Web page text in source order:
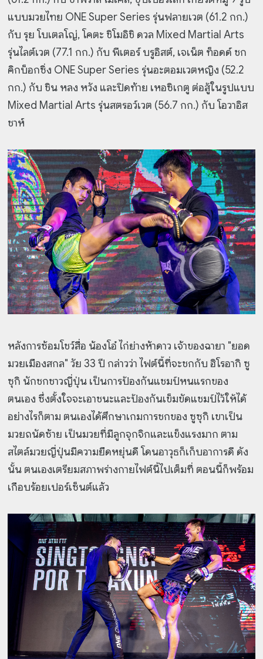
แบบมวยไทย ONE Super Series รุ่นฟลายเวต (61.2 กก.)
กับ รุย โบเตลโญ่, โคตะ ชิโมอิชิ ดวล Mixed Martial Arts
รุ่นไลต์เวต (77.1 กก.) กับ พีเตอร์ บรูอิสต์, เจเน็ต ท็อดด์ ชก
คิกบ็อกซิ่ง ONE Super Series รุ่นอะตอมเวตหญิง (52.2
กก.) กับ ชิน หลง หวัง และปิดท้าย เหอซิเกตู ต่อสู้ในรูปแบบ
Mixed Martial Arts รุ่นสตรอว์เวต (56.7 กก.) กับ โอวาอิส
ชาห์
หลังการซ้อมโชว์สื่อ น้องโอ๋ ไก่ย่างห้าดาว เจ้าของฉายา "ยอด
มวยเมืองสกล" วัย 33 ปี กล่าวว่า ไฟต์นี้ที่จะชกกับ ฮิโรอากิ ซู
ซุกิ นักชกชาวญี่ปุ่น เป็นการป้องกันแชมป์หนแรกของ
ตนเอง ซึ่งตั้งใจจะเอาชนะและป้องกันเข็มขัดแชมป์ไว้ให้ได้
อย่างไรก็ตาม ตนเองได้ศึกษาเกมการชกของ ซูซุกิ เขาเป็น
มวยถนัดซ้าย เป็นมวยที่มีลูกจุกจิกและแข็งแรงมาก ตาม
สไตล์มวยญี่ปุ่นมีความยืดหยุ่นดี โดนอาวุธก็เก็บอาการดี ดัง
นั้น ตนเองเตรียมสภาพร่างกายไฟต์นี้ไปเต็มที่ ตอนนี้ก็พร้อม
เกือบร้อยเปอร์เซ็นต์แล้ว